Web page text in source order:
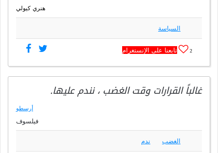
هنري كيولي
السياسة
2 تابعنا على الإنستغرام
غالباً القرارات وقت الغضب ، نندم عليها.
أرسطو
فيلسوف
الغضب ندم